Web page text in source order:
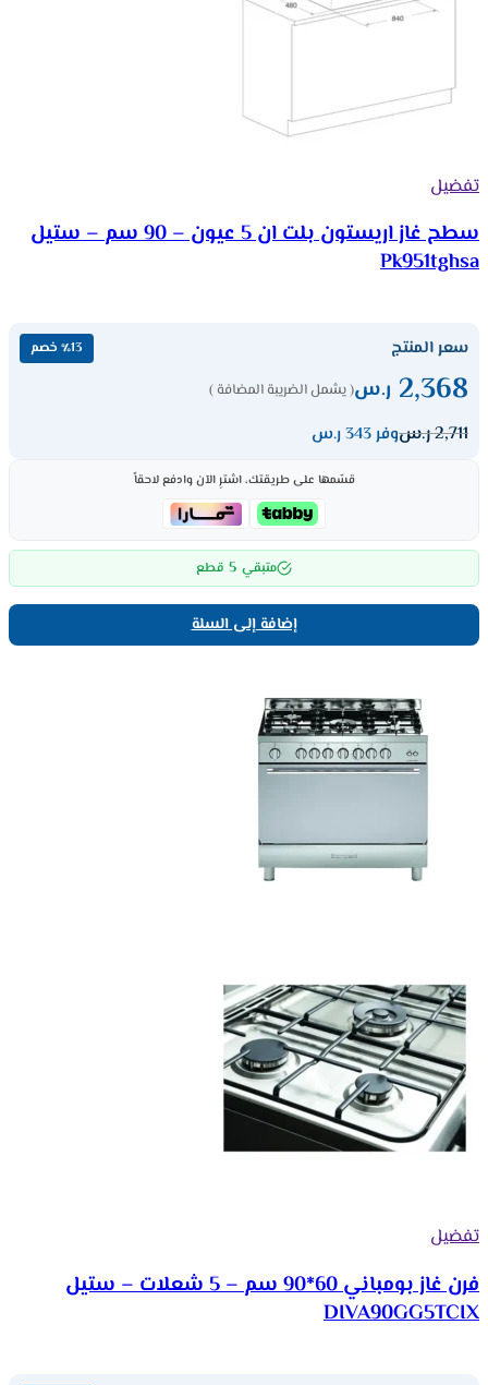
تفضيل
سطح غاز اريستون بلت ان 5 عيون – 90 سم – ستيل
Pk951tghsa
سعر المنتج ٪13 خصم
2,368 ر.س( يشمل الضريبة المضافة )
2,711ر.سوفر 343 ر.س
قسّمها على طريقتك، اشترِ الآن وادفع لاحقاً
متبقي 5 قطع
إضافة إلى السلة
تفضيل
فرن غاز بومباني 60*90 سم – 5 شعلات – ستيل
DIVA90GG5TCIX